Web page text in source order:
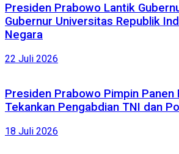
Presiden Prabowo Lantik
Gubernur Universitas Republik
Negara
22 Juli 2026
Presiden Prabowo Pimpin Panen
Tekankan Pengabdian TNI dan
18 Juli 2026